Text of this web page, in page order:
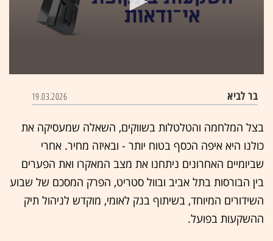
seconds
בר לביא 19.03.2026
בצל המלחמה והטלטלות בשווקים, השאלה שמעסיקה את
כולנו היא איפה הכסף בטוח יותר - ובאיזה מחיר. אחרי
שביומיים האחרונים ניתחנו את מצב המאקרו ואת הפערים
בין הבורסות בתל אביב ובוול סטריט, הפרק המסכם של שבוע
השידורים המיוחד, בשיתוף בנק לאומי, מוקדש לניהול תיק
ההשקעות בפועל.